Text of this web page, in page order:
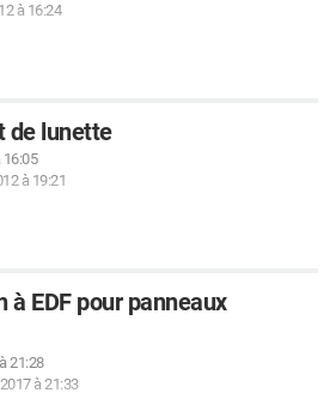
à 16:24
de lunette
16:05
à 19:21
à EDF pour panneaux
21:28
à 21:33